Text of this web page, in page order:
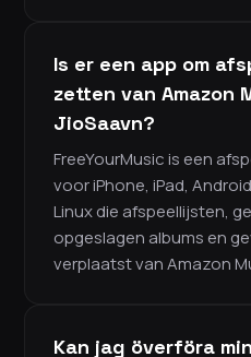
Is er een app om
zetten van Amazon
JioSaavn?
FreeYourMusic is een
voor iPhone, iPad,
Linux die afspeellijsten,
opgeslagen albums en
verplaatst van Amazon
Kan jag överföra